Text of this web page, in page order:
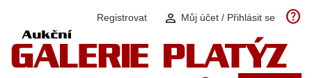
Registrovat person Můj účet / Přihlásit se help